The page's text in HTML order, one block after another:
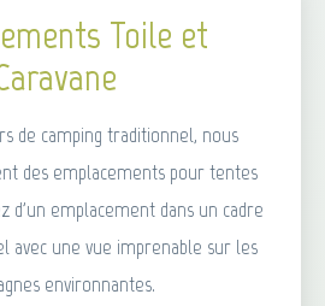
Toile et
de camping traditionnel, nous
des emplacements pour tentes
d'un emplacement dans un cadre
avec une vue imprenable sur les
environnantes.